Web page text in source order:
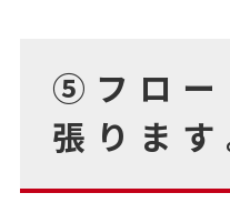
⑤フロー
張ります